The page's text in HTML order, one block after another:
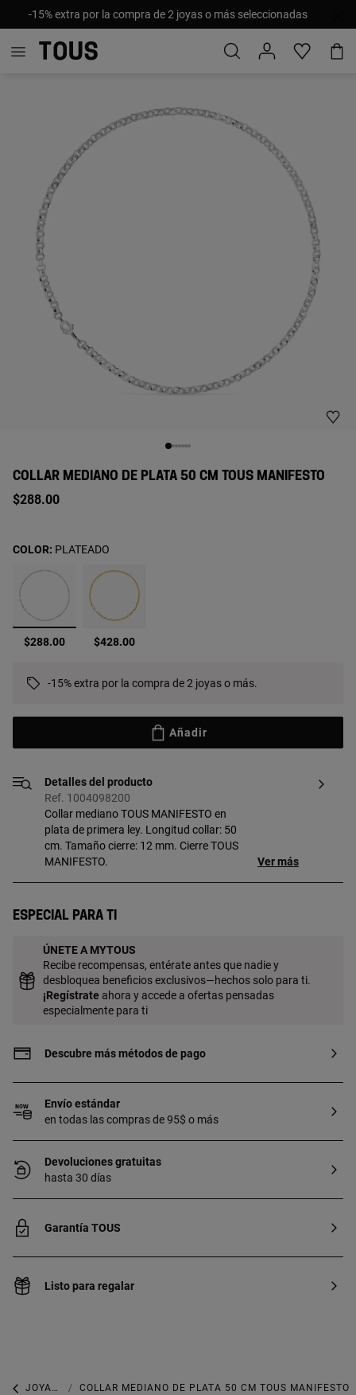
-15% extra por la compra de 2 joyas o más seleccionadas
COLLAR MEDIANO DE PLATA 50 CM TOUS MANIFESTO
$288.00
seleccionado
$288.00 $428.00
COLOR: PLATEADO
-15% extra por la compra de 2 joyas o más.
Añadir
Detalles del producto
Ref. 1004098200
Collar mediano TOUS MANIFESTO en
plata de primera ley. Longitud collar: 50
cm. Tamaño cierre: 12 mm. Cierre TOUS
MANIFESTO.
Ver más
Especial para ti
ÚNETE A MYTOUS
Recibe recompensas, entérate antes que nadie y
desbloquea beneficios exclusivos—hechos solo para ti.
¡Regístrate ahora y accede a ofertas pensadas
especialmente para ti
Descubre más métodos de pago
Envío estándar
en todas las compras de 95$ o más
Devoluciones gratuitas
hasta 30 días
Garantía TOUS
Listo para regalar
JOYAS DE PLATA 925 COLLAR MEDIANO DE PLATA 50 CM TOUS MANIFESTO